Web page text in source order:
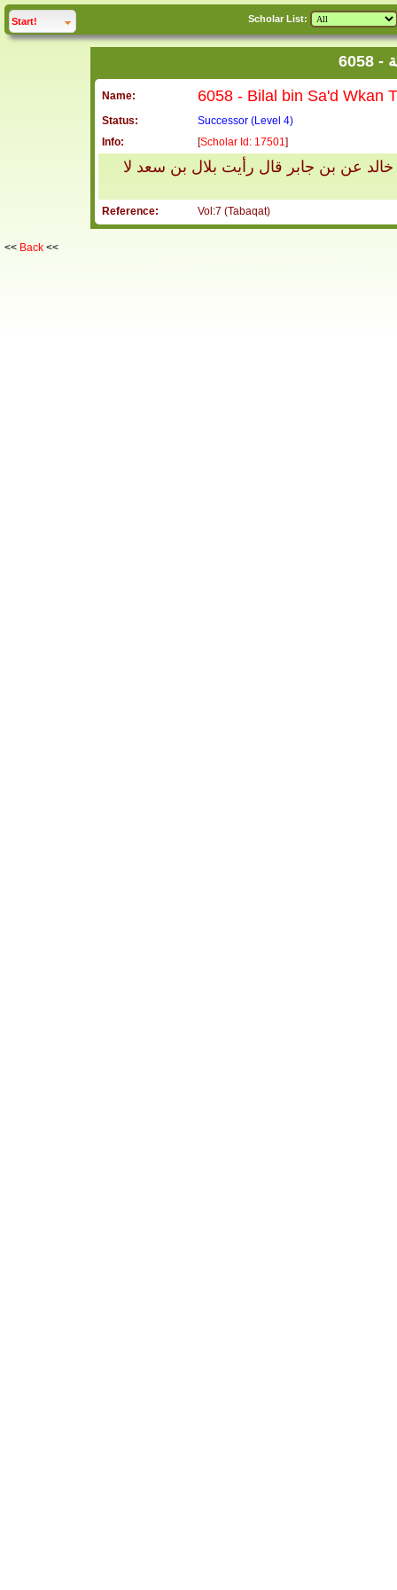
Start! click to Scholar List:
Name:
Status:
Successor (Level 4)
Info:
[Scholar Id: 17501]
عن بن جابر قال رأيت بلال بن سعد لا
Reference: Vol:7 (Tabaqat)
<< Back <<